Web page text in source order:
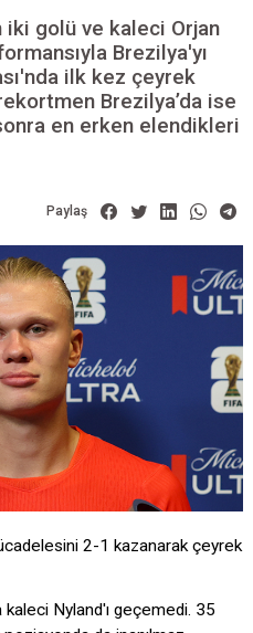
iki golü ve kaleci Orjan
Brezilya'yı
ilk kez çeyrek
Brezilya’da ise
sonra en erken elendikleri
Paylaş
2-1 kazanarak çeyrek
kaleci Nyland'ı geçemedi. 35